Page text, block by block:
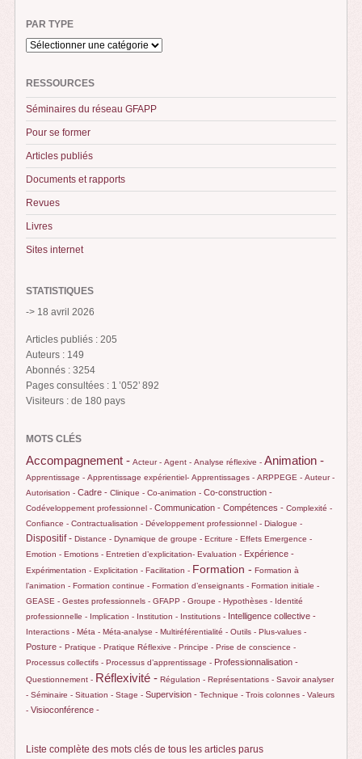
PAR TYPE
RESSOURCES
Séminaires du réseau GFAPP
Pour se former
Articles publiés
Documents et rapports
Revues
Livres
Sites internet
STATISTIQUES
-> 18 avril 2026
Articles publiés : 205
Auteurs : 149
Abonnés : 3254
Pages consultées : 1 ’052’ 892
Visiteurs : de 180 pays
MOTS CLÉS
Accompagnement - Acteur - Agent - Analyse réflexive - Animation -
Apprentissage - Apprentissage expérientiel- Apprentissages - ARPPEGE - Auteur -
Autorisation - Cadre - Clinique - Co-animation - Co-construction -
Codéveloppement professionnel - Communication - Compétences - Complexité -
Confiance - Contractualisation - Développement professionnel - Dialogue -
Dispositif - Distance - Dynamique de groupe - Ecriture - Effets Emergence -
Emotion - Emotions - Entretien d’explicitation- Evaluation - Expérience -
Expérimentation - Explicitation - Facilitation - Formation - Formation à
l’animation - Formation continue - Formation d’enseignants - Formation initiale -
GEASE - Gestes professionnels - GFAPP - Groupe - Hypothèses - Identité
professionnelle - Implication - Institution - Institutions - Intelligence collective -
Interactions - Méta - Méta-analyse - Multiréférentialité - Outils - Plus-values -
Posture - Pratique - Pratique Réflexive - Principe - Prise de conscience -
Processus collectifs - Processus d’apprentissage - Professionnalisation -
Questionnement - Réflexivité - Régulation - Représentations - Savoir analyser
- Séminaire - Situation - Stage - Supervision - Technique - Trois colonnes - Valeurs
- Visioconférence -
Liste complète des mots clés de tous les articles parus